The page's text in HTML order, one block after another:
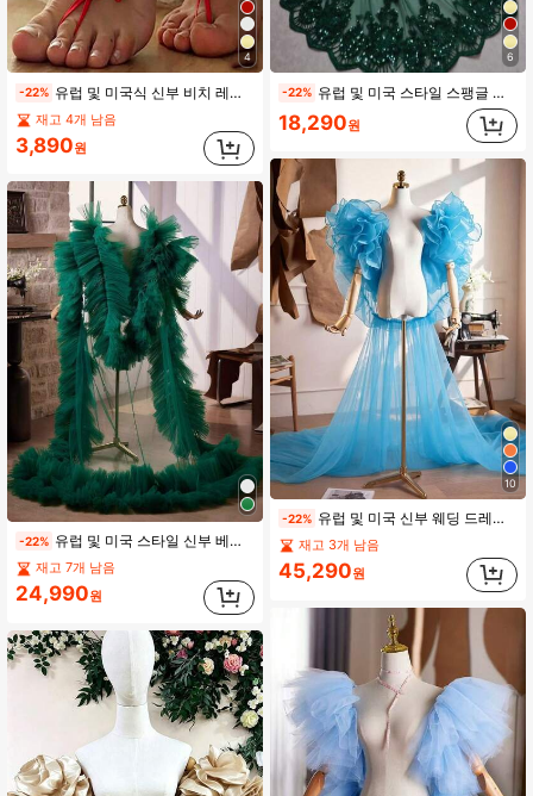
4
-22% 유럽 및 미국식 신부 비치 레이스 발찌 이국적인 스타일의 발 장신구 웨딩 용품
재고 4개 남음
3,890원
-22% 유럽 및 미국 스타일 신부 베일 숄, 호스티스, 이브닝 가운에 적합, 트레일링 포함
재고 7개 남음
24,990원
6
-22% 유럽 및 미국 스타일 스팽글 레이스 롱 하이엔드 럭셔리 웨딩드레스, 다용도 트레인 및 숄 포함
18,290원
10
-22% 유럽 및 미국 신부 웨딩 드레스, 고급 팔 커버링 핸드메이드 플로럴 블랙 케이프, 메쉬 트레인
재고 3개 남음
45,290원